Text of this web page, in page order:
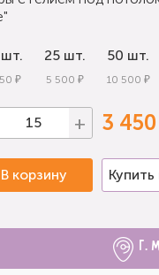
₽
25 шт.
5 500 ₽
50 шт.
10 500 ₽
+ 3
В корзину Купить
г.